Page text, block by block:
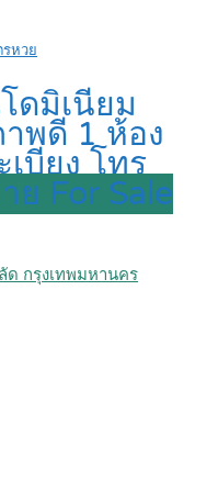
หวย
ดมิเนียม
าพดี 1 ห้อง
บียง โทร
ย For Sale
ด กรุงเทพมหานคร